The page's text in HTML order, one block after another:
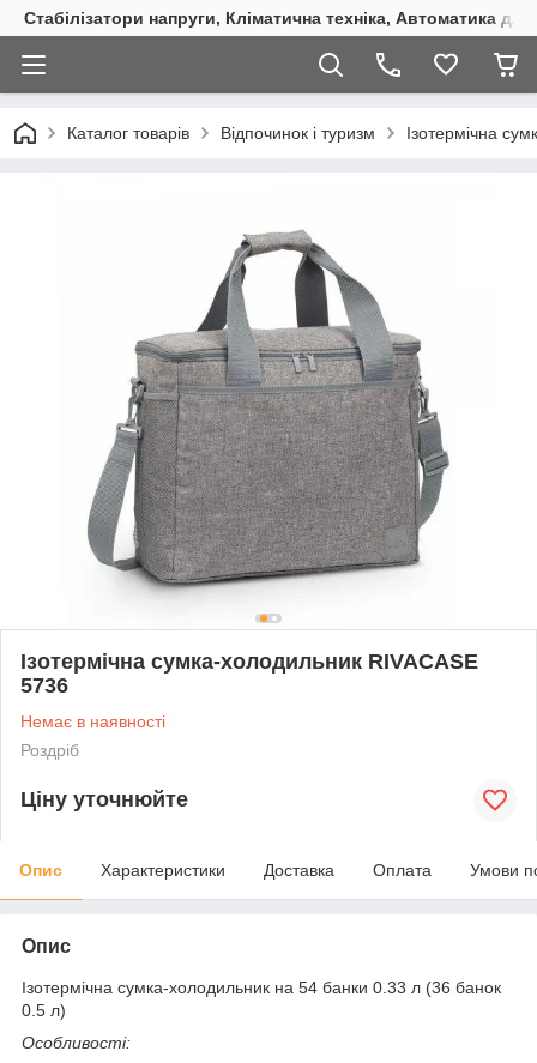
Стабілізатори напруги, Кліматична техніка, Автоматика
Каталог товарів Відпочинок і туризм Ізотермічна
Ізотермічна сумка-холодильник RIVACASE
5736
Немає в наявності
Роздріб
Ціну уточнюйте
Опис Характеристики Доставка Оплата Умови
Опис
Ізотермічна сумка-холодильник на 54 банки 0.33 л (36 банок
0.5 л)
Особливості: